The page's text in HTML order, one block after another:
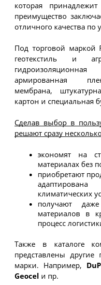
которая
преимущество
отличного качества по
Под торговой маркой
геотекстиль и
армированная
мембрана,
картон и специальная
Сделав выбор в
решают сразу
экономят на
материалах без
приобретают
климатических
получают
материалов в
процесс
Также в каталоге
представлены другие
марки. Например,
Geocel и пр.